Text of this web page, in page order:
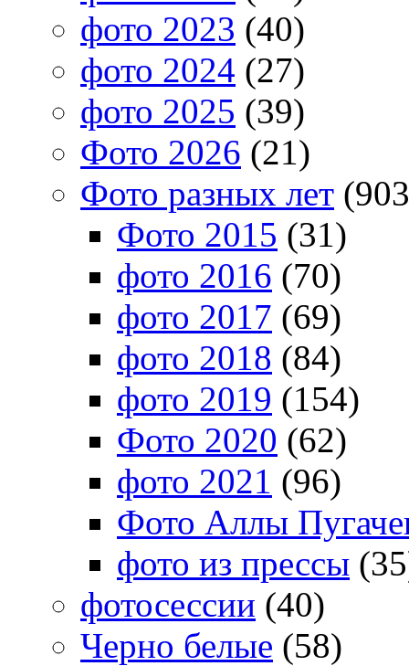
фото 2023 (40)
фото 2024 (27)
фото 2025 (39)
Фото 2026 (21)
Фото разных лет
Фото 2015 (31)
фото 2016 (70)
фото 2017 (69)
фото 2018 (84)
фото 2019 (154)
Фото 2020 (62)
фото 2021 (96)
Фото Аллы
фото из прессы
фотосессии (40)
Черно белые (58)